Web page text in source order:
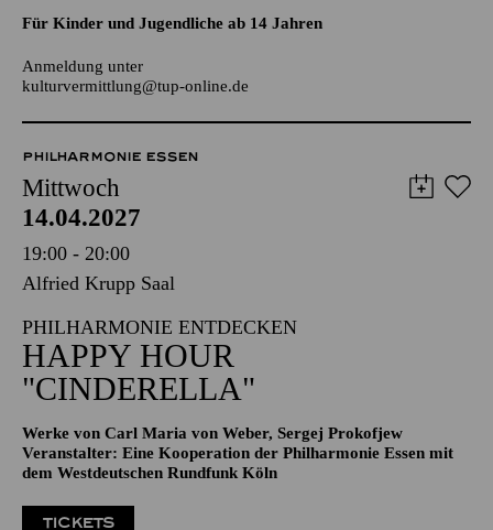
AALTO LABS
Für Kinder und Jugendliche ab 14 Jahren
kulturvermittlung@tup-online.de
PHILHARMONIE ESSEN
Mittwoch
14.04.2027
19:00 - 20:00
Alfried Krupp Saal
PHILHARMONIE ENTDECKEN
HAPPY HOUR
"CINDERELLA"
Veranstalter: Eine Kooperation der Philharmonie Essen mit